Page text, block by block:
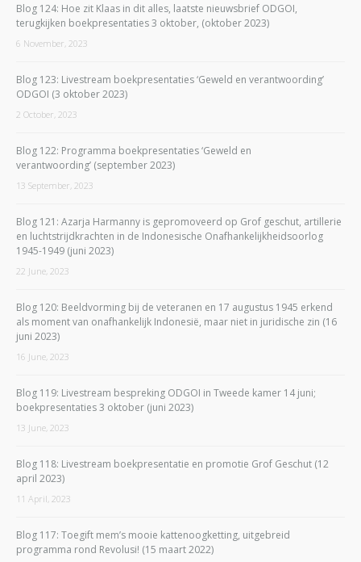
Blog 124: Hoe zit Klaas in dit alles, laatste nieuwsbrief ODGOI,
terugkijken boekpresentaties 3 oktober, (oktober 2023)
6 November, 2023
Blog 123: Livestream boekpresentaties ‘Geweld en verantwoording’
ODGOI (3 oktober 2023)
2 October, 2023
Blog 122: Programma boekpresentaties ‘Geweld en
verantwoording’ (september 2023)
13 September, 2023
Blog 121: Azarja Harmanny is gepromoveerd op Grof geschut, artillerie
en luchtstrijdkrachten in de Indonesische Onafhankelijkheidsoorlog
1945-1949 (juni 2023)
22 June, 2023
Blog 120: Beeldvorming bij de veteranen en 17 augustus 1945 erkend
als moment van onafhankelijk Indonesië, maar niet in juridische zin (16
juni 2023)
16 June, 2023
Blog 119: Livestream bespreking ODGOI in Tweede kamer 14 juni;
boekpresentaties 3 oktober (juni 2023)
13 June, 2023
Blog 118: Livestream boekpresentatie en promotie Grof Geschut (12
april 2023)
11 April, 2023
Blog 117: Toegift mem’s mooie kattenoogketting, uitgebreid
programma rond Revolusi! (15 maart 2022)